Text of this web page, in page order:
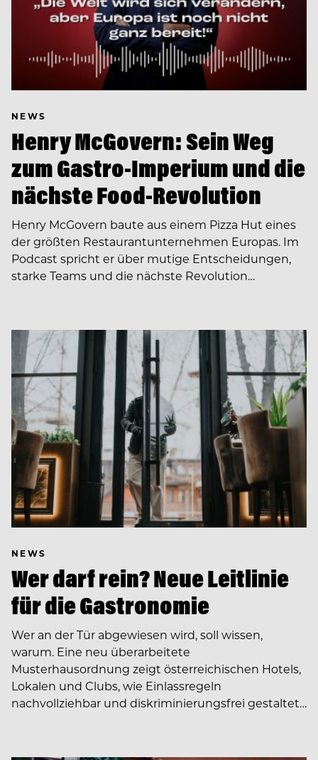
NEWS
Henry McGovern: Sein Weg
zum Gastro-Imperium und die
nächste Food-Revolution
Henry McGovern baute aus einem Pizza Hut eines
der größten Restaurantunternehmen Europas. Im
Podcast spricht er über mutige Entscheidungen,
starke Teams und die nächste Revolution…
NEWS
Wer darf rein? Neue Leitlinie
für die Gastronomie
Wer an der Tür abgewiesen wird, soll wissen,
warum. Eine neu überarbeitete
Musterhausordnung zeigt österreichischen Hotels,
Lokalen und Clubs, wie Einlassregeln
nachvollziehbar und diskriminierungsfrei gestaltet…